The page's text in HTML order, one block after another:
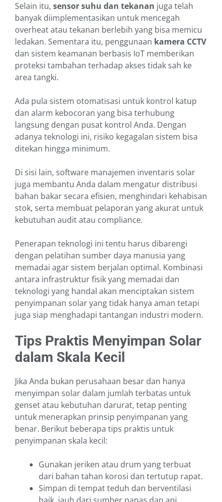
Selain itu, sensor suhu dan tekanan juga telah
banyak diimplementasikan untuk mencegah
overheat atau tekanan berlebih yang bisa memicu
ledakan. Sementara itu, penggunaan kamera CCTV
dan sistem keamanan berbasis IoT memberikan
proteksi tambahan terhadap akses tidak sah ke
area tangki.
Ada pula sistem otomatisasi untuk kontrol katup
dan alarm kebocoran yang bisa terhubung
langsung dengan pusat kontrol Anda. Dengan
adanya teknologi ini, risiko kegagalan sistem bisa
ditekan hingga minimum.
Di sisi lain, software manajemen inventaris solar
juga membantu Anda dalam mengatur distribusi
bahan bakar secara efisien, menghindari kehabisan
stok, serta membuat pelaporan yang akurat untuk
kebutuhan audit atau compliance.
Penerapan teknologi ini tentu harus dibarengi
dengan pelatihan sumber daya manusia yang
memadai agar sistem berjalan optimal. Kombinasi
antara infrastruktur fisik yang memadai dan
teknologi yang handal akan menciptakan sistem
penyimpanan solar yang tidak hanya aman tetapi
juga siap menghadapi tantangan industri modern.
Tips Praktis Menyimpan Solar
dalam Skala Kecil
Jika Anda bukan perusahaan besar dan hanya
menyimpan solar dalam jumlah terbatas untuk
genset atau kebutuhan darurat, tetap penting
untuk menerapkan prinsip penyimpanan yang
benar. Berikut beberapa tips praktis untuk
penyimpanan skala kecil:
Gunakan jeriken atau drum yang terbuat
dari bahan tahan korosi dan tertutup rapat.
Simpan di tempat teduh dan berventilasi